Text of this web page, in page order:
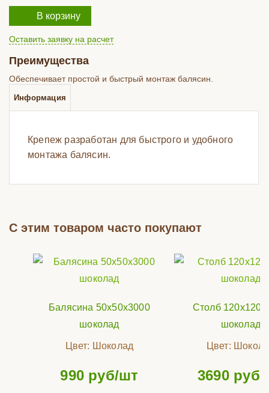
В корзину
Оставить заявку на расчет
Преимущества
Обеспечивает простой и быстрый монтаж балясин.
Информация
Крепеж разработан для быстрого и удобного
монтажа балясин.
С этим товаром часто покупают
Балясина 50х50х3000
шоколад
Цвет: Шоколад
990 руб/шт
Столб
шоколад
Цвет:
3690 руб/